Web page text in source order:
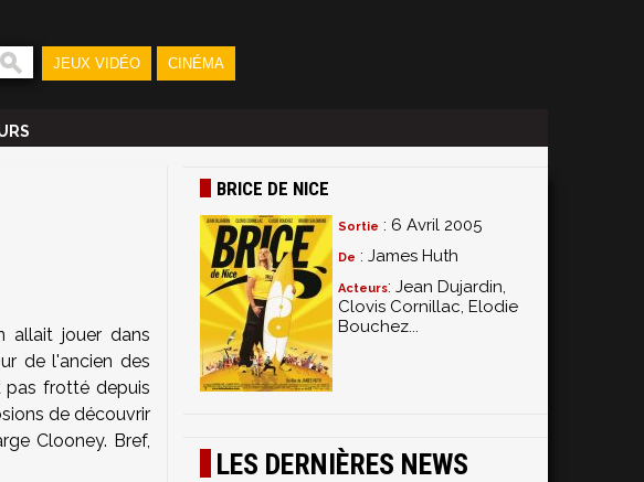
JEUX VIDÉO CINÉMA
allait jouer dans
de l'ancien des
pas frotté depuis
de découvrir
Clooney. Bref,
BRICE DE NICE
Sortie : 6 Avril 2005
De : James Huth
Acteurs: Jean Dujardin,
Clovis Cornillac, Elodie
Bouchez...
LES DERNIÈRES NEWS